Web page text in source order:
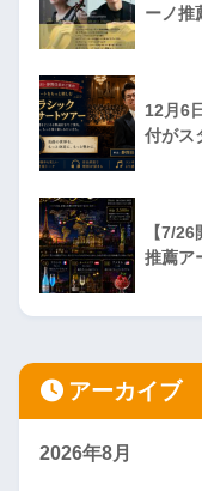
ーノ推
12月6
付がス
【7/
推薦ア
アーカイブ
2026年8月